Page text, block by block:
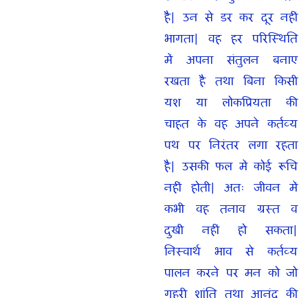
है| उन से डर कर दूर नहीं
भागता| वह हर परिस्थिति
में अपना संतुलन बनाए
रखता है तथा बिना किसी
यश या लोकप्रियता की
चाहत के वह अपने कर्तव्य
पथ पर निरंतर लगा रहता
है| उसकी फल में कोई रूचि
नहीं होती| अतः जीवन में
कभी वह तनाव ग्रस्त व
दुखी नहीं हो सकता|
निस्वार्थ भाव से कर्तव्य
पालन करने पर मन को जो
गहरी शांति तथा आनंद की